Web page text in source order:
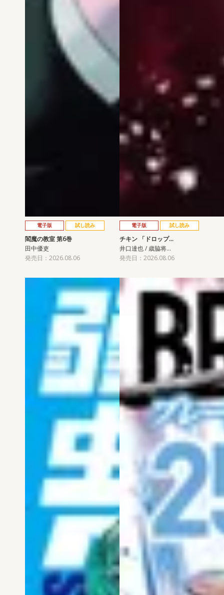
電子版 試し読み
閻魔の教室 第6巻
田中優吏
発売日：2026.08.06
電子版 試し読み
チキン 「ドロップ…
井口達也 / 歳脇将…
発売日：2026.08.06